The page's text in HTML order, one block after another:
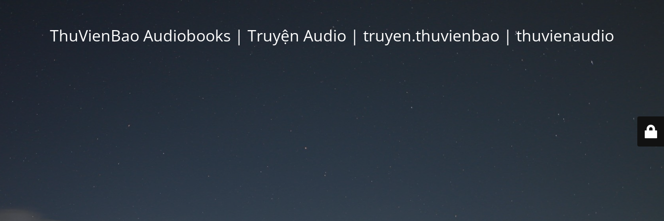
ThuVienBao Audiobooks | Truyện Audio | truyen.thuvienbao | thuvienaudio